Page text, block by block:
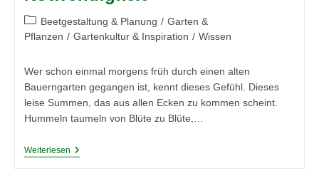
Sensor
Beitrags-
Kategorie:
Beetgestaltung & Planung / Garten &
Pflanzen / Gartenkultur & Inspiration / Wissen
Wer schon einmal morgens früh durch einen alten
Bauerngarten gegangen ist, kennt dieses Gefühl. Dieses
leise Summen, das aus allen Ecken zu kommen scheint.
Hummeln taumeln von Blüte zu Blüte,…
WeiterlesenMehr